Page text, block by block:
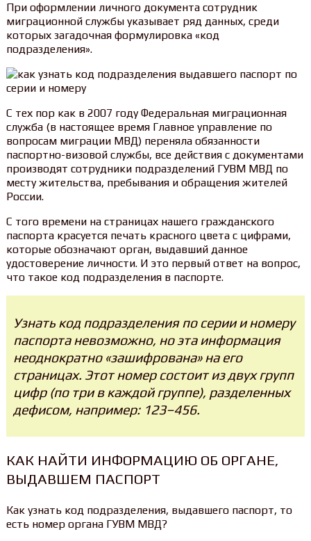
При оформлении личного документа сотрудник
миграционной службы указывает ряд данных, среди
которых загадочная формулировка «код
подразделения».
С тех пор как в 2007 году Федеральная миграционная
служба (в настоящее время Главное управление по
вопросам миграции МВД) переняла обязанности
паспортно-визовой службы, все действия с документами
производят сотрудники подразделений ГУВМ МВД по
месту жительства, пребывания и обращения жителей
России.
С того времени на страницах нашего гражданского
паспорта красуется печать красного цвета с цифрами,
которые обозначают орган, выдавший данное
удостоверение личности. И это первый ответ на вопрос,
что такое код подразделения в паспорте.
Узнать код подразделения по серии и номеру
паспорта невозможно, но эта информация
неоднократно «зашифрована» на его
страницах. Этот номер состоит из двух групп
цифр (по три в каждой группе), разделенных
дефисом, например: 123–456.
КАК НАЙТИ ИНФОРМАЦИЮ ОБ ОРГАНЕ,
ВЫДАВШЕМ ПАСПОРТ
Как узнать код подразделения, выдавшего паспорт, то
есть номер органа ГУВМ МВД?